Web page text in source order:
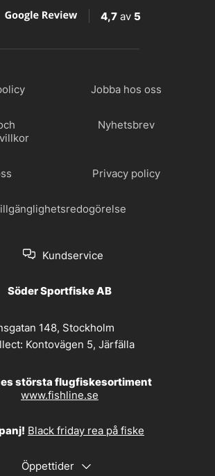
4,7 av 5
Jobba hos oss
Nyhetsbrev
Privacy policy
Kundservice
Söder Sportfiske AB
148, Stockholm
Kontovägen 5, Järfälla
största flugfiskesortiment
www.fishline.se
Black friday rea på fiske
Öppettider